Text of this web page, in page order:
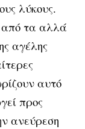
λύκους.
από τα αλλά
αγέλης
αυτό
προς
ανεύρεση